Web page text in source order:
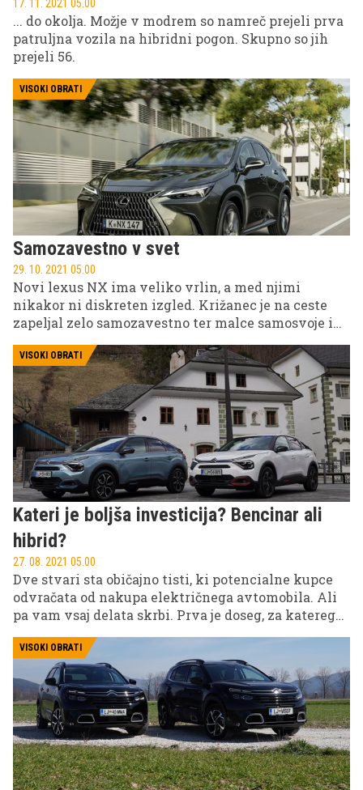
17. 11. 2021 05.00
... do okolja. Možje v modrem so namreč prejeli prva
patruljna vozila na hibridni pogon. Skupno so jih
prejeli 56.
VISOKI OBRATI
Samozavestno v svet
29. 10. 2021 05.00
Novi lexus NX ima veliko vrlin, a med njimi
nikakor ni diskreten izgled. Križanec je na ceste
zapeljal zelo samozavestno ter malce samosvoje in
s celim bataljonom tehnoloških bombončkov. Z
njim smo se prvič zapeljali po zavitih cestah
Majorke.
VISOKI OBRATI
Kateri je boljša investicija? Bencinar ali
hibrid?
27. 08. 2021 05.00
Dve stvari sta običajno tisti, ki potencialne kupce
odvračata od nakupa električnega avtomobila. Ali
pa vam vsaj delata skrbi. Prva je doseg, za katerega
smo že večkrat ugotovili, da je za veliko večino več
kot dovolj velik. No, druga pa cena avtomobila,
sploh ob zmanjševanju vrednosti subvencije, ki gre
zraven.
VISOKI OBRATI